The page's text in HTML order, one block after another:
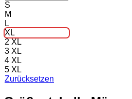
S
M
L
XL
2 XL
3 XL
4 XL
5 XL
Zurücksetzen